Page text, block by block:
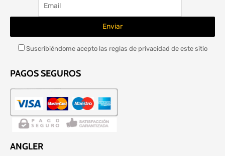
Suscribiéndome acepto las reglas de privacidad de este sitio
PAGOS SEGUROS
ANGLER